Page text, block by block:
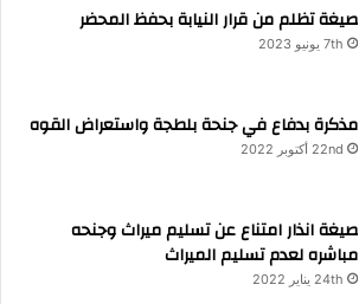
صيغة تظلم من قرار النيابة بحفظ المحضر
7th يونيو 2023
مذكرة بدفاع في جنحة بلطجة واستعراض القوه
22nd أكتوبر 2022
صيغة انذار امتناع عن تسليم ميراث وجنحه
مباشره لعدم تسليم الميراث
24th يناير 2022